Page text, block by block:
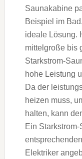
Saunakabine
Beispiel im
ideale Lösung.
mittelgroße bis
Starkstrom-
hohe Leistung
Da der
heizen muss,
halten, kann
Ein
Elektriker